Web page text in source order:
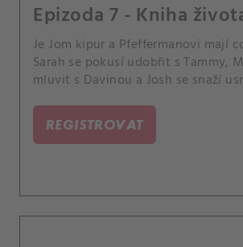
Epizoda 7 - Kniha
Je Jom kipur a Pfeffermanovi mají
Sarah se pokusí udobřit s Tammy,
mluvit s Davinou a Josh se snaží
REGISTROVAT